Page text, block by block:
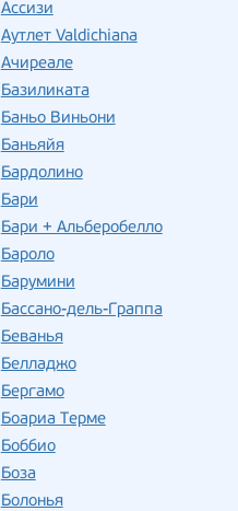
Ассизи
Аутлет Valdichiana
Ачиреале
Базиликата
Баньо Виньони
Баньяйя
Бардолино
Бари
Бари + Альберобелло
Бароло
Барумини
Бассано-дель-Граппа
Беванья
Белладжо
Бергамо
Боариа Терме
Боббио
Боза
Болонья